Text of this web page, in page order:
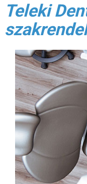
Teleki